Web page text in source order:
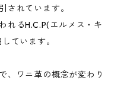
されています。
れるH.C.P(エルメス・キ
ています。
、ワニ革の概念が変わり